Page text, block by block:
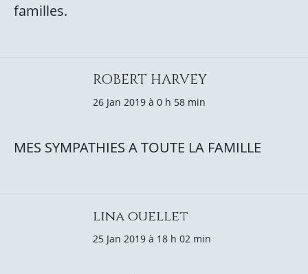
familles.
ROBERT HARVEY
26 Jan 2019 à 0 h 58 min
MES SYMPATHIES A TOUTE LA FAMILLE
lina ouellet
25 Jan 2019 à 18 h 02 min